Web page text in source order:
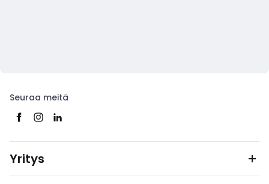
Seuraa meitä
Yritys